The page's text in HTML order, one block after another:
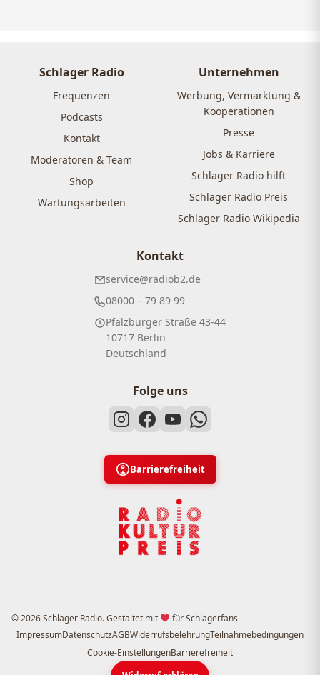
Schlager Radio
Frequenzen
Podcasts
Kontakt
Moderatoren & Team
Shop
Wartungsarbeiten
Unternehmen
Werbung, Vermarktung &
Kooperationen
Presse
Jobs & Karriere
Schlager Radio hilft
Schlager Radio Preis
Schlager Radio Wikipedia
Kontakt
service@radiob2.de
08000 – 79 89 99
Pfalzburger Straße 43-44
10717 Berlin
Deutschland
Folge uns
Barrierefreiheit
© 2026 Schlager Radio. Gestaltet mit
für Schlagerfans
ImpressumDatenschutzAGBWiderrufsbelehrungTeilnahmebedingungen
Cookie-EinstellungenBarrierefreiheit